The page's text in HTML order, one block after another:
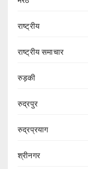
राष्ट्रीय
राष्ट्रीय समाचार
रुड़की
रुद्रपुर
रुद्रप्रयाग
श्रीनगर